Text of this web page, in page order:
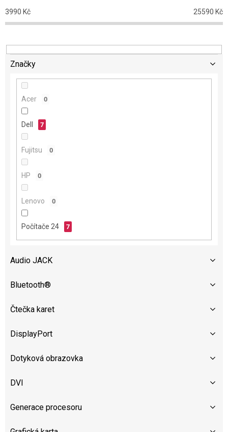
p
r
o
u
3990 Kč 25590 Kč
Značky
Acer 0
Dell 7
Fujitsu 0
HP 0
Lenovo 0
Počítače 24 7
Audio JACK
Bluetooth®
Čtečka karet
DisplayPort
Dotyková obrazovka
DVI
Generace procesoru